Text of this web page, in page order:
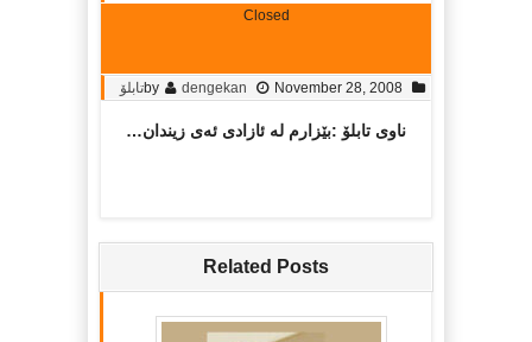
Closed
by dengekan November 28, 2008 تابلۆ
ناوی تابلۆ :بێزارم له‌ ئازادی ئه‌ی زیندان…
Related Posts